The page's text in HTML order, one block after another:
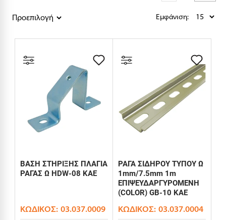
Εμφάνιση:
ΒΑΣΗ ΣΤΗΡΙΞΗΣ ΠΛΑΓΙΑ
ΡΑΓΑΣ Ω HDW-08 KAE
ΚΩΔΙΚΌΣ: 03.037.0009
ΡΑΓΑ ΣΙΔΗΡΟΥ ΤΥΠΟΥ Ω
1mm/7.5mm 1m
ΕΠΙΨΕΥΔΑΡΓΥΡΟΜΕΝΗ
(COLOR) GB-10 KAE
ΚΩΔΙΚΌΣ: 03.037.0004